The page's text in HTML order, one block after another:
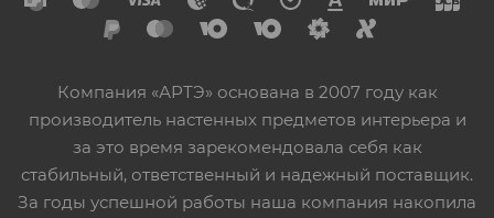
Компания «АРТЭ» основана в 2007 году как
производитель настенных предметов интерьера и
за это время зарекомендовала себя как
стабильный, ответственный и надежный поставщик.
За годы успешной работы наша компания накопила